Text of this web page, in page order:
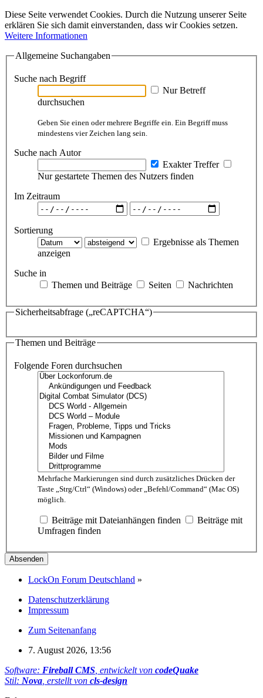
Diese Seite verwendet Cookies. Durch die Nutzung unserer Seite
erklären Sie sich damit einverstanden, dass wir Cookies setzen.
Weitere Informationen
Allgemeine Suchangaben
Suche nach Begriff
Nur Betreff
durchsuchen
Geben Sie einen oder mehrere Begriffe ein. Ein Begriff muss
mindestens vier Zeichen lang sein.
Suche nach Autor
Exakter Treffer
Nur gestartete Themen des Nutzers finden
Im Zeitraum
Sortierung
Ergebnisse als Themen
anzeigen
Suche in
Themen und Beiträge
Seiten Nachrichten
Sicherheitsabfrage („reCAPTCHA“)
Themen und Beiträge
Folgende Foren durchsuchen
Mehrfache Markierungen sind durch zusätzliches Drücken der
Taste „Strg/Ctrl“ (Windows) oder „Befehl/Command“ (Mac OS)
möglich.
Beiträge mit Dateianhängen finden
Beiträge mit
Umfragen finden
LockOn Forum Deutschland »
Datenschutzerklärung
Impressum
Zum Seitenanfang
7. August 2026, 13:56
Software: Fireball CMS, entwickelt von codeQuake
Stil: Nova, erstellt von cls-design